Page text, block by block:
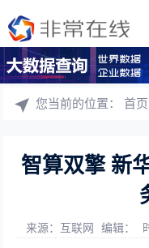
您当前的位置：首页
智算双擎 新
来源：互联网 编辑：